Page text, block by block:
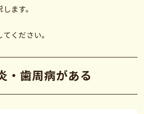
ます。
ください。
・歯周病がある